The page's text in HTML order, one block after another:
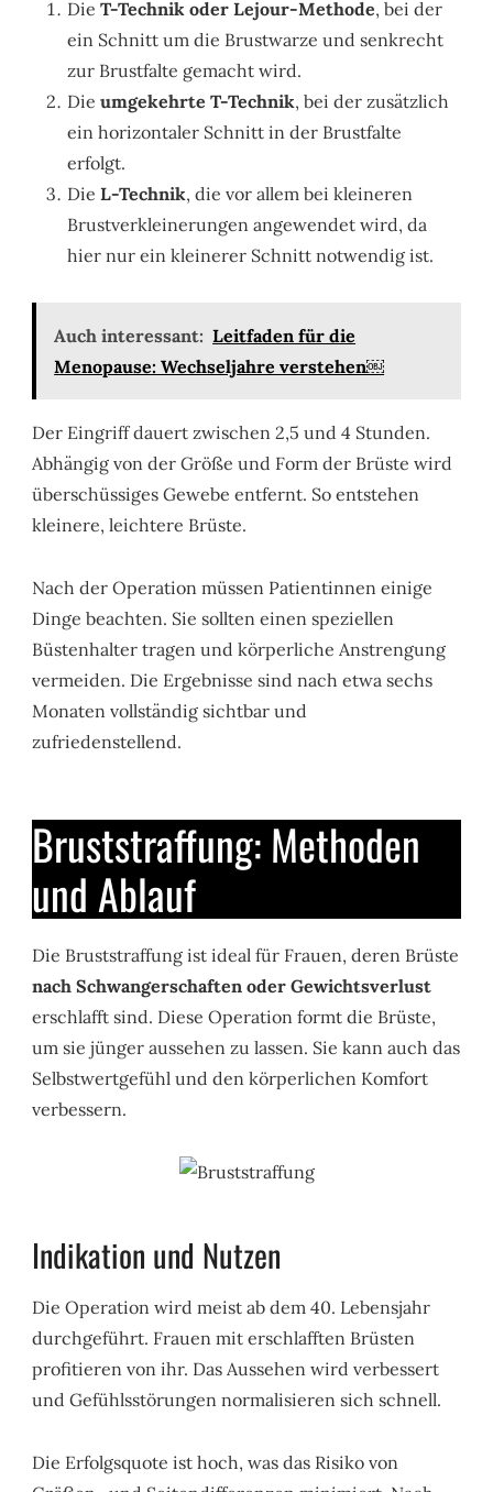
DieT-Technik oder Lejour-Methode, bei der
ein Schnitt um die Brustwarze und senkrecht
zur Brustfalte gemacht wird.
Dieumgekehrte T-Technik, bei der zusätzlich
ein horizontaler Schnitt in der Brustfalte
erfolgt.
DieL-Technik, die vor allem bei kleineren
Brustverkleinerungen angewendet wird, da
hier nur ein kleinerer Schnitt notwendig ist.
Auch interessant: Leitfaden für die
Menopause: Wechseljahre verstehen￼
Der Eingriff dauert zwischen 2,5 und 4 Stunden.
Abhängig von der Größe und Form der Brüste wird
überschüssiges Gewebe entfernt. So entstehen
kleinere, leichtere Brüste.
Nach der Operation müssen Patientinnen einige
Dinge beachten. Sie sollten einen speziellen
Büstenhalter tragen und körperliche Anstrengung
vermeiden. Die Ergebnisse sind nach etwa sechs
Monaten vollständig sichtbar und
zufriedenstellend.
Bruststraffung: Methoden
und Ablauf
Die Bruststraffung ist ideal für Frauen, deren Brüste
nach Schwangerschaften oder Gewichtsverlust
erschlafft sind. Diese Operation formt die Brüste,
um sie jünger aussehen zu lassen. Sie kann auch das
Selbstwertgefühl und den körperlichen Komfort
verbessern.
Indikation und Nutzen
Die Operation wird meist ab dem 40. Lebensjahr
durchgeführt. Frauen mit erschlafften Brüsten
profitieren von ihr. Das Aussehen wird verbessert
und Gefühlsstörungen normalisieren sich schnell.
Die Erfolgsquote ist hoch, was das Risiko von